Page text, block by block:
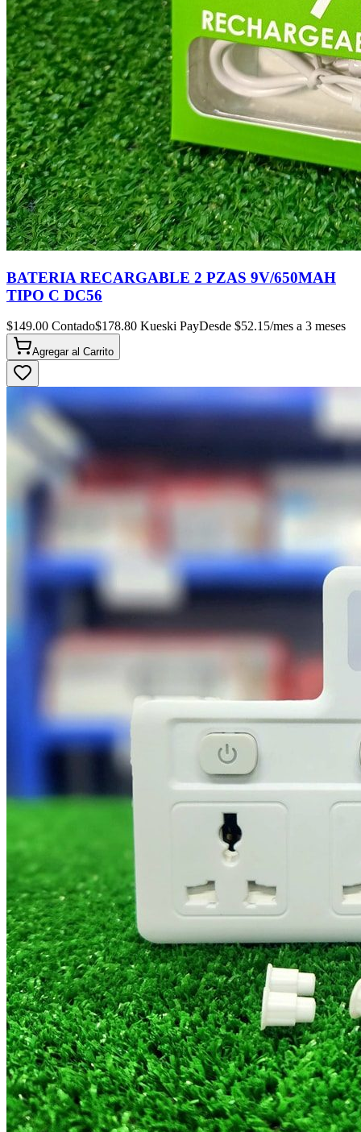
BATERIA RECARGABLE 2 PZAS 9V/650MAH
TIPO C DC56
$149.00 Contado$178.80 Kueski PayDesde $52.15/mes a 3 meses
Agregar al Carrito